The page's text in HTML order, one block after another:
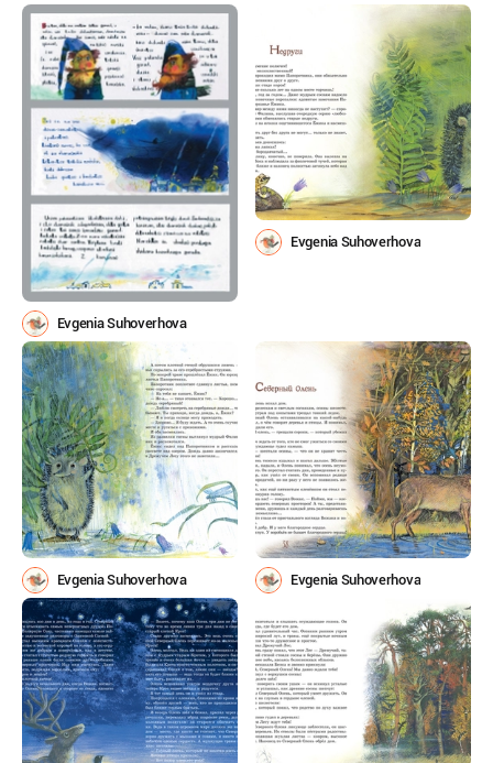
Evgenia Suhoverhova
Evgenia Suhoverhova
Evgenia Suhoverhova Evgenia Suhoverhova